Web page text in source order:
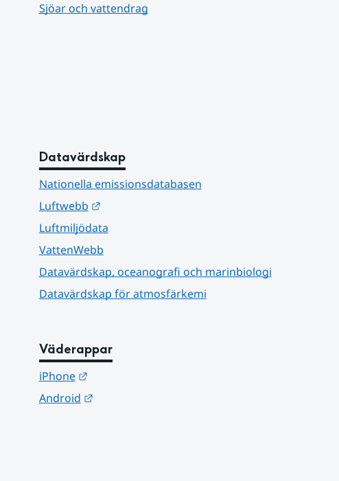
Sjöar och vattendrag
Datavärdskap
Nationella emissionsdatabasen
Luftwebb
Länk till annan webbplats.
Luftmiljödata
VattenWebb
Datavärdskap, oceanografi och marinbiologi
Datavärdskap för atmosfärkemi
Väderappar
iPhone
Länk till annan webbplats.
Android
Länk till annan webbplats.